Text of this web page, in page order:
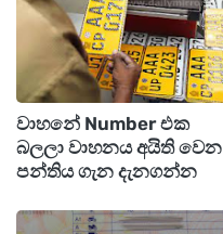
වාහනේ Number එක
බලලා වාහනය අයිති වෙන
පන්තිය ගැන දැනගන්න